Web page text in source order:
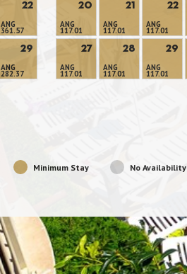
22
ANG
361.57
29
ANG
282.37
20
ANG
117.01
21
ANG
117.01
22
ANG
117.01
27
ANG
117.01
28
ANG
117.01
29
ANG
117.01
Minimum Stay No Availability